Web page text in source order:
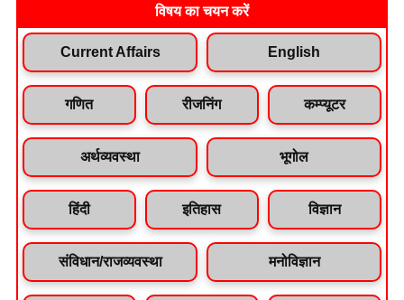
विषय का चयन करें
Current Affairs English
गणित रीजनिंग कम्प्यूटर
अर्थव्यवस्था भूगोल
हिंदी इतिहास विज्ञान
संविधान/राजव्यवस्था मनोविज्ञान